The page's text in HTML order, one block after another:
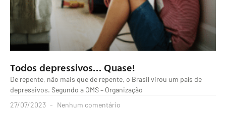
Todos depressivos… Quase!
De repente, não mais que de repente, o Brasil virou um país de
depressivos. Segundo a OMS – Organização
27/07/2023
Nenhum comentário